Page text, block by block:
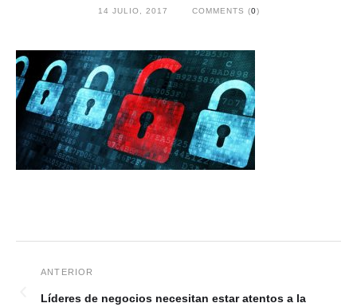
14 JULIO, 2017 COMMENTS (0)
Líderes de negocios necesitan estar atentos a la